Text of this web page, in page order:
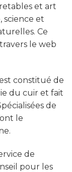
et art
science et
Ce
le web
constitué de
du cuir et fait
de
le
de
pour les